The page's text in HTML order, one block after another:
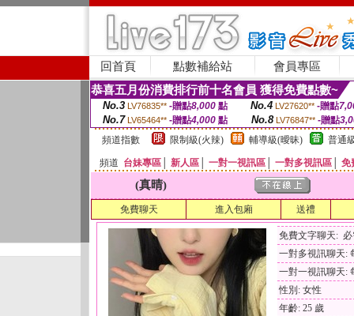
回首頁 點數補給站 會員專區
恭喜五月份消費排行前十名會員 獲得免費點數~
No.3 LV76835** -贈點8,000點 No.4 LV27620** -贈點
No.7 LV65464** -贈點4,000 點 No.8 LV76847** -贈點
頻道指數
限制級(火辣) 輔導級(曖昧) 普通
頻道 台妹專區 新人區 一對一視訊區 一對多視訊區 免
(真晴)
免費聊天 進入包廂 送禮
免費文字聊天:
一對多視訊聊天:
一對一視訊聊天:
性別: 女性
年齡: 25 歲